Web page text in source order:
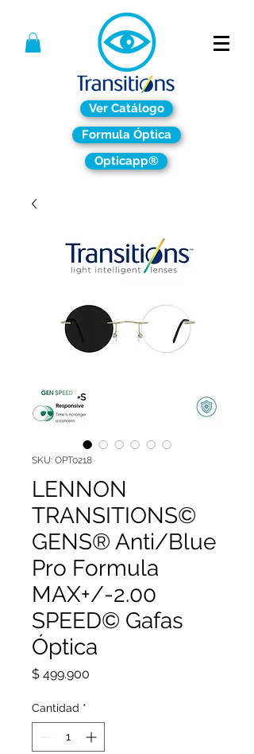
Ver Catálogo
Formula Óptica
Opticapp®
SKU: OPT0218
LENNON
TRANSITIONS©
GENS® Anti/Blue
Pro Formula
MAX+/-2.00
SPEED© Gafas
Óptica
$ 499.900
Cantidad *